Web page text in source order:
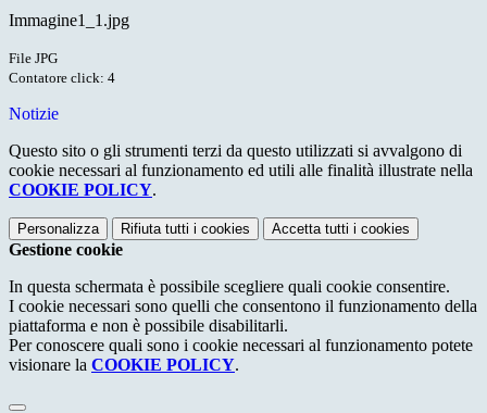
Immagine1_1.jpg
File JPG
Contatore click: 4
Notizie
Questo sito o gli strumenti terzi da questo utilizzati si avvalgono di
cookie necessari al funzionamento ed utili alle finalità illustrate nella
COOKIE POLICY.
Personalizza Rifiuta tutti i cookies Accetta tutti i cookies
Gestione cookie
In questa schermata è possibile scegliere quali cookie consentire.
I cookie necessari sono quelli che consentono il funzionamento della
piattaforma e non è possibile disabilitarli.
Per conoscere quali sono i cookie necessari al funzionamento potete
visionare la COOKIE POLICY.